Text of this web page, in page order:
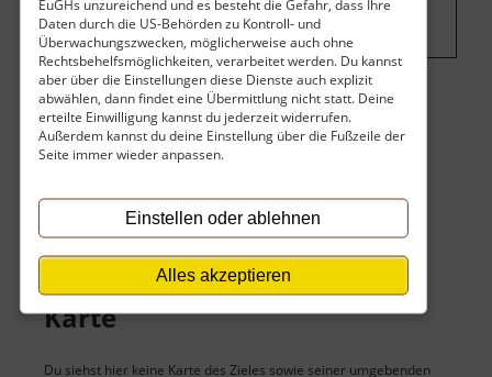
EuGHs unzureichend und es besteht die Gefahr, dass Ihre
Daten durch die US-Behörden zu Kontroll- und
Überwachungszwecken, möglicherweise auch ohne
Rechtsbehelfsmöglichkeiten, verarbeitet werden. Du kannst
aber über die Einstellungen diese Dienste auch explizit
abwählen, dann findet eine Übermittlung nicht statt. Deine
erteilte Einwilligung kannst du jederzeit widerrufen.
Außerdem kannst du deine Einstellung über die Fußzeile der
Seite immer wieder anpassen.
Einstellen oder ablehnen
Alles akzeptieren
Einstellungen ändern.
Eintritt
Der Eintritt ist kostenlos.
Keine Angaben vorhanden.
Karte
Du siehst hier keine Karte des Zieles sowie seiner umgebenden